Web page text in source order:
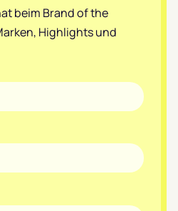
beim Brand of the
Highlights und